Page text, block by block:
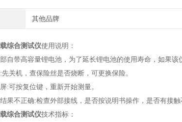
其他品牌
综合测试仪使用说明：
自带高容量锂电池，为了延长锂电池的使用寿命，如果
关机，查保险丝是否烧断，可更换保险。
:可按复位键，重新开始测量。
果不正确:检查外部接线，是否按说明书操作，是否有接触
综合测试仪技术指标：